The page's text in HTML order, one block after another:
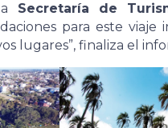
Secretaría de
para este
lugares”, finaliza el